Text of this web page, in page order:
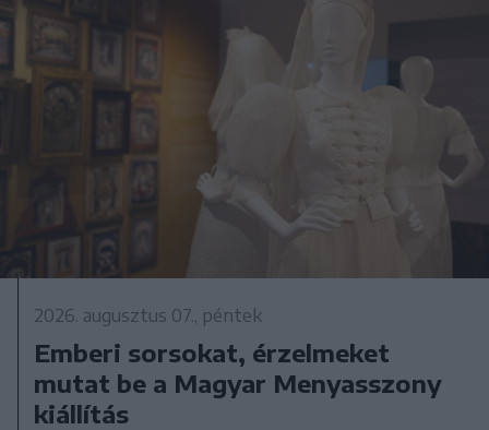
2026. augusztus 07., péntek
Emberi sorsokat, érzelmeket
mutat be a Magyar Menyasszony
kiállítás